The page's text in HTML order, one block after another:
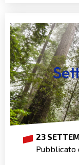
23
Pubblicato